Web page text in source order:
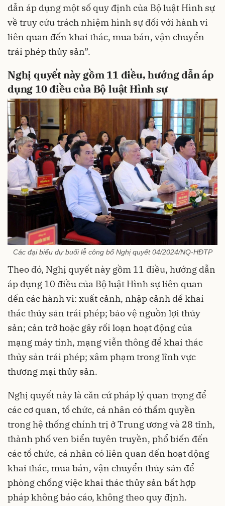
dẫn áp dụng một số quy định của Bộ luật Hình sự
về truy cứu trách nhiệm hình sự đối với hành vi
liên quan đến khai thác, mua bán, vận chuyển
trái phép thủy sản”.
Nghị quyết này gồm 11 điều, hướng dẫn áp
dụng 10 điều của Bộ luật Hình sự
Các đại biểu dự buổi lễ công bố Nghị quyết 04/2024/NQ-HĐTP
Theo đó, Nghị quyết này gồm 11 điều, hướng dẫn
áp dụng 10 điều của Bộ luật Hình sự liên quan
đến các hành vi: xuất cảnh, nhập cảnh để khai
thác thủy sản trái phép; bảo vệ nguồn lợi thủy
sản; cản trở hoặc gây rối loạn hoạt động của
mạng máy tính, mạng viễn thông để khai thác
thủy sản trái phép; xâm phạm trong lĩnh vực
thương mại thủy sản.
Nghị quyết này là căn cứ pháp lý quan trọng để
các cơ quan, tổ chức, cá nhân có thẩm quyền
trong hệ thống chính trị ở Trung ương và 28 tỉnh,
thành phố ven biển tuyên truyền, phổ biến đến
các tổ chức, cá nhân có liên quan đến hoạt động
khai thác, mua bán, vận chuyển thủy sản để
phòng chống việc khai thác thủy sản bất hợp
pháp không báo cáo, không theo quy định.